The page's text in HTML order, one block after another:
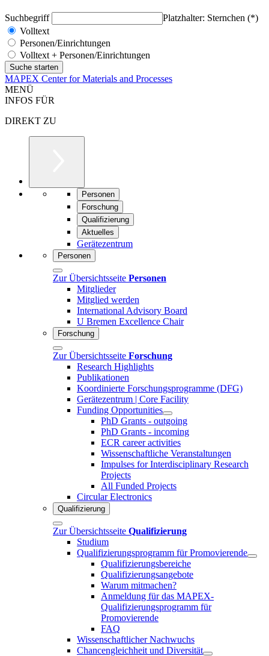
Suchbegriff
Platzhalter: Sternchen (*)
Volltext
Personen/Einrichtungen
Volltext + Personen/Einrichtungen
MAPEX Center for Materials and Processes
MENÜ
INFOS FÜR
DIREKT ZU
Personen
Forschung
Qualifizierung
Aktuelles
Gerätezentrum
Personen
Zur Übersichtsseite Personen
Mitglieder
Mitglied werden
International Advisory Board
U Bremen Excellence Chair
Forschung
Zur Übersichtsseite Forschung
Research Highlights
Publikationen
Koordinierte Forschungsprogramme (DFG)
Gerätezentrum | Core Facility
Funding Opportunities
PhD Grants - outgoing
PhD Grants - incoming
ECR career activities
Wissenschaftliche Veranstaltungen
Impulses for Interdisciplinary Research
Projects
All Funded Projects
Circular Electronics
Qualifizierung
Zur Übersichtsseite Qualifizierung
Studium
Qualifizierungsprogramm für Promovierende
Qualifizierungsbereiche
Qualifizierungsangebote
Warum mitmachen?
Anmeldung für das MAPEX-
Qualifizierungsprogramm für
Promovierende
FAQ
Wissenschaftlicher Nachwuchs
Chancengleichheit und Diversität